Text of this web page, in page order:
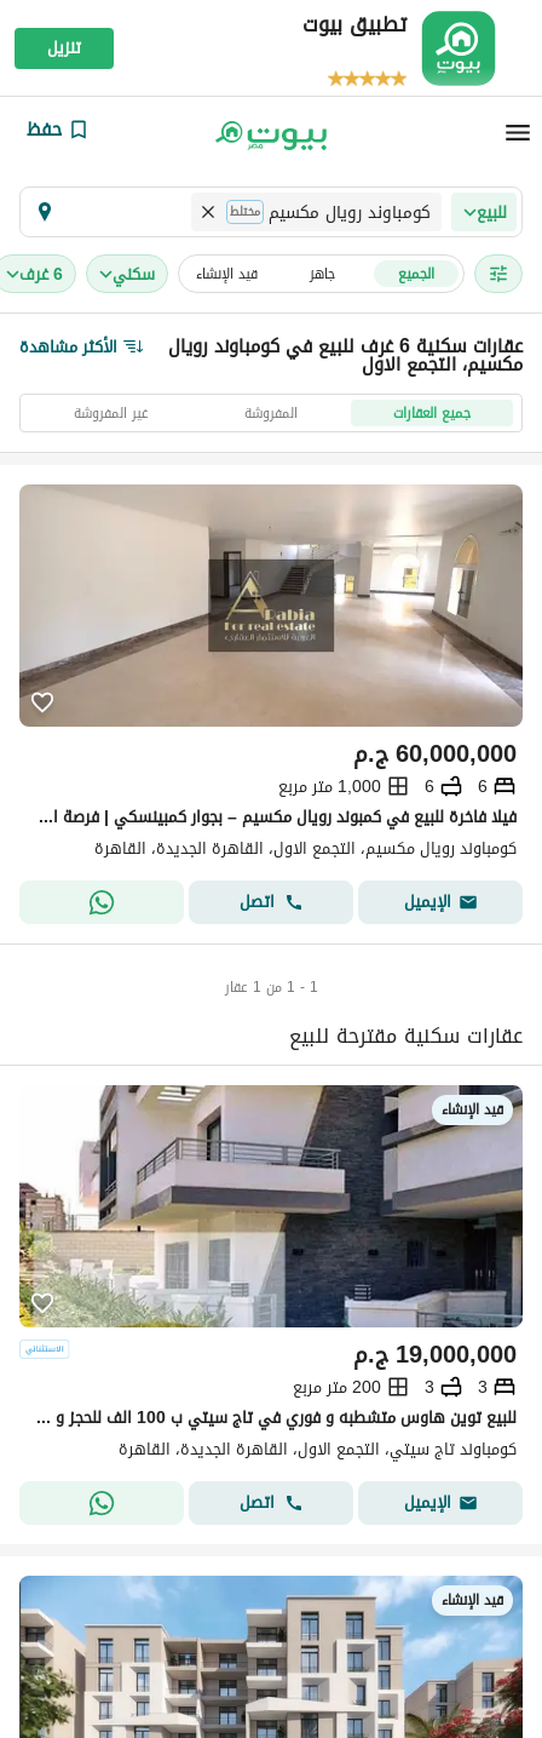
تطبيق بيوت
تنزيل
حفظ
للبيع كومباوند رويال مكسيم مختلط
الجميع جاهز قيد الإنشاء سكني 6 غرف
عقارات سكنية 6 غرف للبيع في كومباوند رويالمكسيم، التجمع الاول الأكثر مشاهدة
جميع العقارات المفروشة غير المفروشة
ج.م60,000,000
6
6
1,000 متر مربع
فيلا فاخرة للبيع في كمبوند رويال مكسيم – بجوار كمبينسكي | فرصة استثنائية
كومباوند رويال مكسيم، التجمع الاول، القاهرة الجديدة، القاهرة
الإيميل
اتصل
1 - 1 من 1 عقار
عقارات سكنية مقترحة للبيع
قيد الإنشاء
ج.م19,000,000
3
3
200 متر مربع
للبيع توين هاوس متشطبه و فوري في تاج سيتي ب 100 الف للحجز و خصم مميز للكاش و اقساط علي 10 سنين - التجمع الخامس نيو كايرو
كومباوند تاج سيتي، التجمع الاول، القاهرة الجديدة، القاهرة
الإيميل
اتصل
قيد الإنشاء